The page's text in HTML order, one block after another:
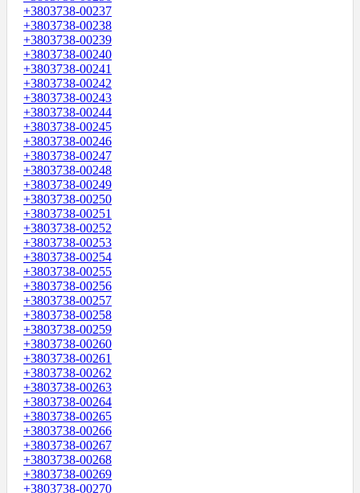
+3803738-00237
+3803738-00238
+3803738-00239
+3803738-00240
+3803738-00241
+3803738-00242
+3803738-00243
+3803738-00244
+3803738-00245
+3803738-00246
+3803738-00247
+3803738-00248
+3803738-00249
+3803738-00250
+3803738-00251
+3803738-00252
+3803738-00253
+3803738-00254
+3803738-00255
+3803738-00256
+3803738-00257
+3803738-00258
+3803738-00259
+3803738-00260
+3803738-00261
+3803738-00262
+3803738-00263
+3803738-00264
+3803738-00265
+3803738-00266
+3803738-00267
+3803738-00268
+3803738-00269
+3803738-00270